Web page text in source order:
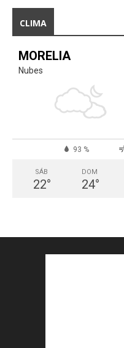
CLIMA
MORELIA
Nubes
93 %
SÁB
22°
DOM
24°